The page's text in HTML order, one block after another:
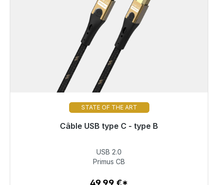
STATE OF THE ART
Câble USB type C - type B
Prêt à être expédié, délai de livraison 48h*
49,99 €
USB 2.0
Primus CB
49,99 €*